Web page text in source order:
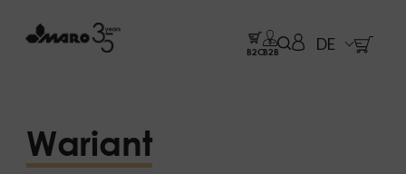
B2CB2B DE
Wariant